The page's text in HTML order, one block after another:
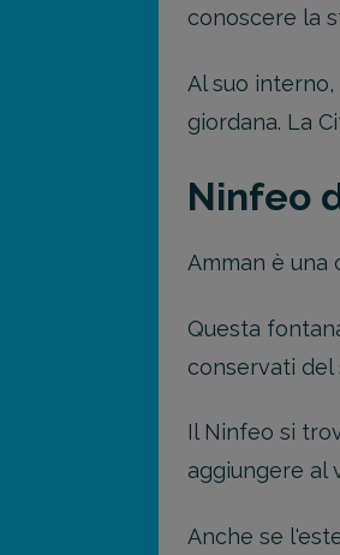
conoscere la
Al suo
giordana. La
Ninfeo
Amman è
Questa
conservati del
Il Ninfeo si
aggiungere al
Anche se